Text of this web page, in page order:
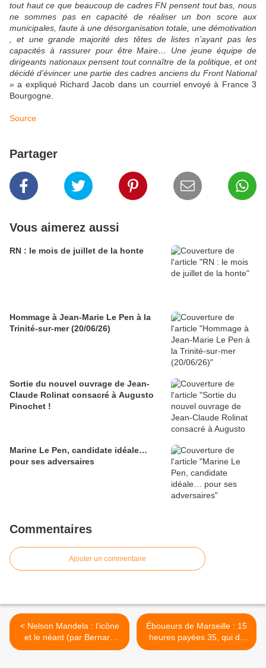
tout haut ce que beaucoup de cadres FN pensent tout bas, nous
ne sommes pas en capacité de réaliser un bon score aux
municipales, faute à une désorganisation totale, une démotivation
, et une grande majorité des têtes de listes n’ayant pas les
capacités à rassurer pour être Maire… Une jeune équipe de
dirigeants nationaux pensent tout connaître de la politique, et ont
décidé d’évincer une partie des cadres anciens du Front National
» a expliqué Richard Jacob dans un courriel envoyé à France 3
Bourgogne.
Source
Partager
Vous aimerez aussi
RN : le mois de juillet de la honte
Hommage à Jean-Marie Le Pen à la
Trinité-sur-mer (20/06/26)
Sortie du nouvel ouvrage de Jean-
Claude Rolinat consacré à Augusto
Pinochet !
Marine Le Pen, candidate idéale…
pour ses adversaires
Commentaires
Ajouter un commentaire
< Nelson Mandela : l’icône
et le néant (par Bernard
Lugan)
Éboueurs de Marseille : 15
heures payées 35, qui dit
mieux ? >